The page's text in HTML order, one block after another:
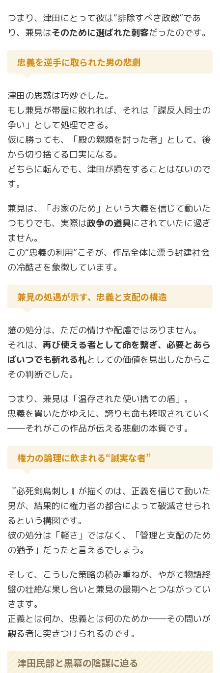
つまり、津田にとって彼は“排除すべき政敵”であ
り、兼見はそのために選ばれた刺客だったのです。
忠義を逆手に取られた男の悲劇
津田の思惑は巧妙でした。
もし兼見が帯屋に敗れれば、それは「謀反人同士の
争い」として処理できる。
仮に勝っても、「殿の親類を討った者」として、後
から切り捨てる口実になる。
どちらに転んでも、津田が損をすることはないので
す。
兼見は、「お家のため」という大義を信じて動いた
つもりでも、実際は政争の道具にされていたに過ぎ
ません。
この“忠義の利用”こそが、作品全体に漂う封建社会
の冷酷さを象徴しています。
兼見の処遇が示す、忠義と支配の構造
藩の処分は、ただの情けや配慮ではありません。
それは、 再び使える者として命を繋ぎ、必要とあら
ばいつでも斬れる札としての価値を見出したからこ
その判断でした。
つまり、兼見は「温存された使い捨ての盾」。
忠義を貫いたがゆえに、誇りも命も搾取されていく
――それがこの作品が伝える悲劇の本質です。
権力の論理に飲まれる“誠実な者”
『必死剣鳥刺し』が描くのは、正義を信じて動いた
男が、結果的に権力者の都合によって破滅させられ
るという構図です。
彼の処分は「軽さ」ではなく、「管理と支配のため
の猶予」だったと言えるでしょう。
そして、こうした策略の積み重ねが、やがて物語終
盤の壮絶な果し合いと兼見の最期へとつながってい
きます。
正義とは何か、忠義とは何のためか――その問いが
観る者に突きつけられるのです。
津田民部と黒幕の陰謀に迫る